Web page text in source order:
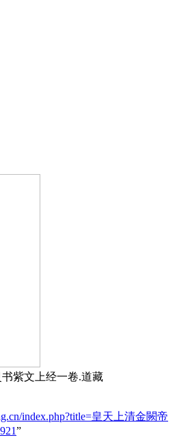
紫文上经一卷.道藏
index.php?title=皇天上清金闕帝
”